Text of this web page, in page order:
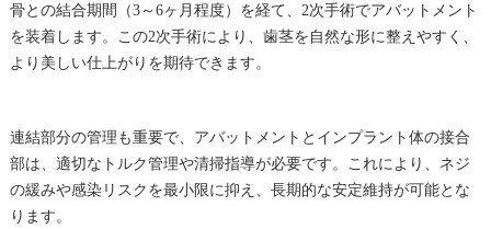
骨との結合期間（3～6ヶ月程度）を経て、2次手術でアバットメント
を装着します。この2次手術により、歯茎を自然な形に整えやすく、
より美しい仕上がりを期待できます。
連結部分の管理も重要で、アバットメントとインプラント体の接合
部は、適切なトルク管理や清掃指導が必要です。これにより、ネジ
の緩みや感染リスクを最小限に抑え、長期的な安定維持が可能とな
ります。